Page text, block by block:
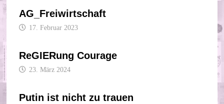
AG_Freiwirtschaft
17. Februar 2023
ReGIERung Courage
23. März 2024
Putin ist nicht zu trauen